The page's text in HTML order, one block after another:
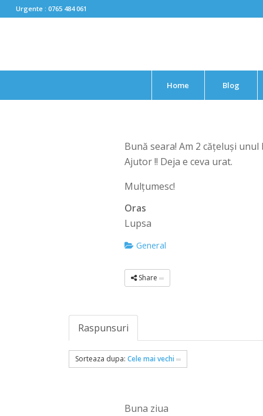
Urgente : 0765 484 061
Home Blog
Bună seara! Am 2 cățeluși
Ajutor !! Deja e ceva urat.
Mulțumesc!
Oras
Lupsa
General
Share
Raspunsuri
Sorteaza dupa:Cele mai vechi
Buna ziua